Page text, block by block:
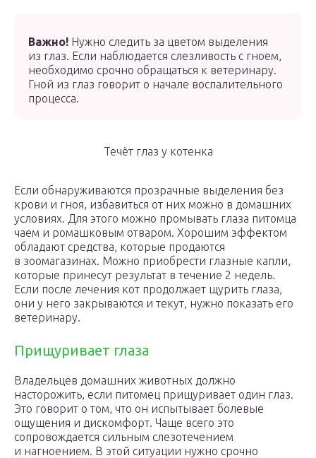
Важно! Нужно следить за цветом выделения
из глаз. Если наблюдается слезливость с гноем,
необходимо срочно обращаться к ветеринару.
Гной из глаз говорит о начале воспалительного
процесса.
Течёт глаз у котенка
Если обнаруживаются прозрачные выделения без
крови и гноя, избавиться от них можно в домашних
условиях. Для этого можно промывать глаза питомца
чаем и ромашковым отваром. Хорошим эффектом
обладают средства, которые продаются
в зоомагазинах. Можно приобрести глазные капли,
которые принесут результат в течение 2 недель.
Если после лечения кот продолжает щурить глаза,
они у него закрываются и текут, нужно показать его
ветеринару.
Прищуривает глаза
Владельцев домашних животных должно
насторожить, если питомец прищуривает один глаз.
Это говорит о том, что он испытывает болевые
ощущения и дискомфорт. Чаще всего это
сопровождается сильным слезотечением
и нагноением. В этой ситуации нужно срочно